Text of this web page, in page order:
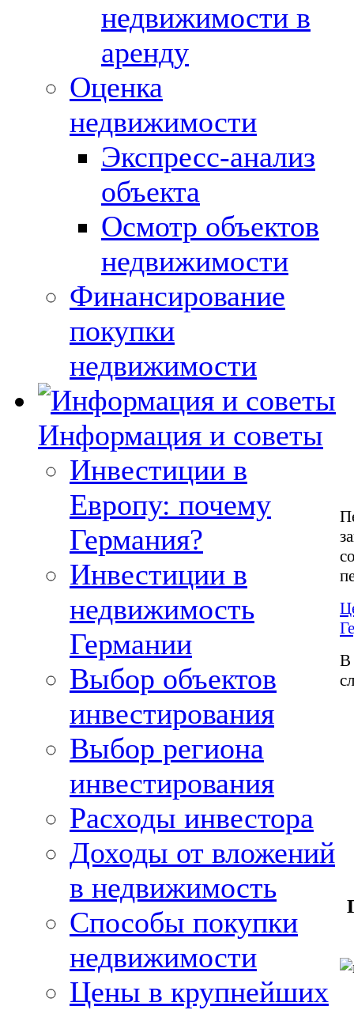
недвижимости в
аренду
Оценка
недвижимости
Экспресс-анализ
объекта
Осмотр объектов
недвижимости
Финансирование
покупки
недвижимости
Информация и советы
Инвестиции в
Европу: почему
Германия?
Инвестиции в
недвижимость
Германии
Выбор объектов
инвестирования
Выбор региона
инвестирования
Расходы инвестора
Доходы от вложений
в недвижимость
Способы покупки
недвижимости
Цены в крупнейших
В